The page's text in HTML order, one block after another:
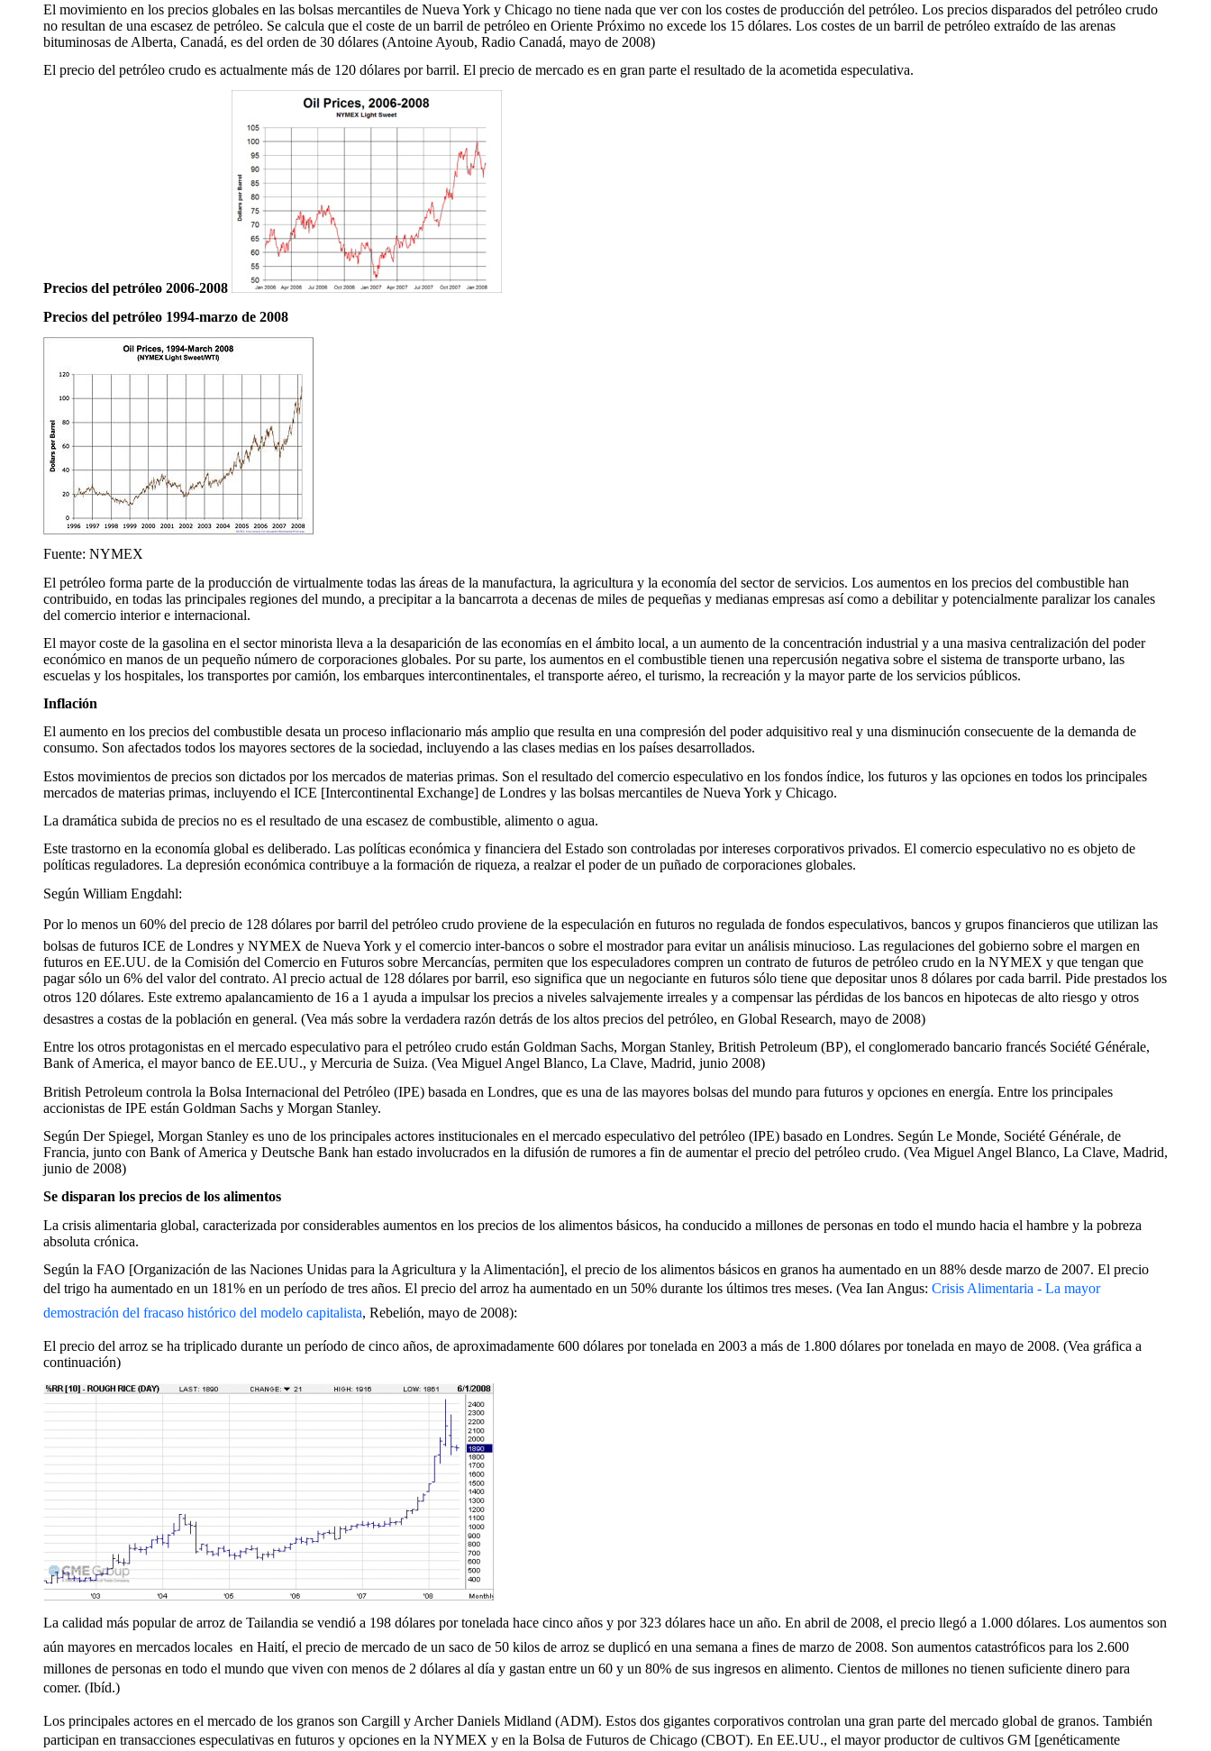
El movimiento en los precios globales en las bolsas mercantiles de Nueva York y Chicago no tiene nada que ver con los costes de producción del petróleo. Los precios disparados del petróleo crudo
no resultan de una escasez de petróleo. Se calcula que el coste de un barril de petróleo en Oriente Próximo no excede los 15 dólares. Los costes de un barril de petróleo extraído de las arenas
bituminosas de Alberta, Canadá, es del orden de 30 dólares (Antoine Ayoub, Radio Canadá, mayo de 2008)
El precio del petróleo crudo es actualmente más de 120 dólares por barril. El precio de mercado es en gran parte el resultado de la acometida especulativa.
Precios del petróleo 2006-2008
Precios del petróleo 1994-marzo de 2008
Fuente: NYMEX
El petróleo forma parte de la producción de virtualmente todas las áreas de la manufactura, la agricultura y la economía del sector de servicios. Los aumentos en los precios del combustible han
contribuido, en todas las principales regiones del mundo, a precipitar a la bancarrota a decenas de miles de pequeñas y medianas empresas así como a debilitar y potencialmente paralizar los canales
del comercio interior e internacional.
El mayor coste de la gasolina en el sector minorista lleva a la desaparición de las economías en el ámbito local, a un aumento de la concentración industrial y a una masiva centralización del poder
económico en manos de un pequeño número de corporaciones globales. Por su parte, los aumentos en el combustible tienen una repercusión negativa sobre el sistema de transporte urbano, las
escuelas y los hospitales, los transportes por camión, los embarques intercontinentales, el transporte aéreo, el turismo, la recreación y la mayor parte de los servicios públicos.
Inflación
El aumento en los precios del combustible desata un proceso inflacionario más amplio que resulta en una compresión del poder adquisitivo real y una disminución consecuente de la demanda de
consumo. Son afectados todos los mayores sectores de la sociedad, incluyendo a las clases medias en los países desarrollados.
Estos movimientos de precios son dictados por los mercados de materias primas. Son el resultado del comercio especulativo en los fondos índice, los futuros y las opciones en todos los principales
mercados de materias primas, incluyendo el ICE [Intercontinental Exchange] de Londres y las bolsas mercantiles de Nueva York y Chicago.
La dramática subida de precios no es el resultado de una escasez de combustible, alimento o agua.
Este trastorno en la economía global es deliberado. Las políticas económica y financiera del Estado son controladas por intereses corporativos privados. El comercio especulativo no es objeto de
políticas reguladores. La depresión económica contribuye a la formación de riqueza, a realzar el poder de un puñado de corporaciones globales.
Según William Engdahl:
Por lo menos un 60% del precio de 128 dólares por barril del petróleo crudo proviene de la especulación en futuros no regulada de fondos especulativos, bancos y grupos financieros que utilizan las
bolsas de futuros ICE de Londres y NYMEX de Nueva York y el comercio inter-bancos o sobre el mostrador para evitar un análisis minucioso. Las regulaciones del gobierno sobre el margen en
futuros en EE.UU. de la Comisión del Comercio en Futuros sobre Mercancías, permiten que los especuladores compren un contrato de futuros de petróleo crudo en la NYMEX y que tengan que
pagar sólo un 6% del valor del contrato. Al precio actual de 128 dólares por barril, eso significa que un negociante en futuros sólo tiene que depositar unos 8 dólares por cada barril. Pide prestados los
otros 120 dólares. Este extremo apalancamiento de 16 a 1 ayuda a impulsar los precios a niveles salvajemente irreales y a compensar las pérdidas de los bancos en hipotecas de alto riesgo y otros
desastres a costas de la población en general. (Vea más sobre la verdadera razón detrás de los altos precios del petróleo, en Global Research, mayo de 2008)
Entre los otros protagonistas en el mercado especulativo para el petróleo crudo están Goldman Sachs, Morgan Stanley, British Petroleum (BP), el conglomerado bancario francés Société Générale,
Bank of America, el mayor banco de EE.UU., y Mercuria de Suiza. (Vea Miguel Angel Blanco, La Clave, Madrid, junio 2008)
British Petroleum controla la Bolsa Internacional del Petróleo (IPE) basada en Londres, que es una de las mayores bolsas del mundo para futuros y opciones en energía. Entre los principales
accionistas de IPE están Goldman Sachs y Morgan Stanley.
Según Der Spiegel, Morgan Stanley es uno de los principales actores institucionales en el mercado especulativo del petróleo (IPE) basado en Londres. Según Le Monde, Société Générale, de
Francia, junto con Bank of America y Deutsche Bank han estado involucrados en la difusión de rumores a fin de aumentar el precio del petróleo crudo. (Vea Miguel Angel Blanco, La Clave, Madrid,
junio de 2008)
Se disparan los precios de los alimentos
La crisis alimentaria global, caracterizada por considerables aumentos en los precios de los alimentos básicos, ha conducido a millones de personas en todo el mundo hacia el hambre y la pobreza
absoluta crónica.
Según la FAO [Organización de las Naciones Unidas para la Agricultura y la Alimentación], el precio de los alimentos básicos en granos ha aumentado en un 88% desde marzo de 2007. El precio
del trigo ha aumentado en un 181% en un período de tres años. El precio del arroz ha aumentado en un 50% durante los últimos tres meses. (Vea Ian Angus: Crisis Alimentaria - La mayor
demostración del fracaso histórico del modelo capitalista, Rebelión, mayo de 2008):
El precio del arroz se ha triplicado durante un período de cinco años, de aproximadamente 600 dólares por tonelada en 2003 a más de 1.800 dólares por tonelada en mayo de 2008. (Vea gráfica a
continuación)
La calidad más popular de arroz de Tailandia se vendió a 198 dólares por tonelada hace cinco años y por 323 dólares hace un año. En abril de 2008, el precio llegó a 1.000 dólares. Los aumentos son
aún mayores en mercados locales  en Haití, el precio de mercado de un saco de 50 kilos de arroz se duplicó en una semana a fines de marzo de 2008. Son aumentos catastróficos para los 2.600
millones de personas en todo el mundo que viven con menos de 2 dólares al día y gastan entre un 60 y un 80% de sus ingresos en alimento. Cientos de millones no tienen suficiente dinero para
comer. (Ibíd.)
Los principales actores en el mercado de los granos son Cargill y Archer Daniels Midland (ADM). Estos dos gigantes corporativos controlan una gran parte del mercado global de granos. También
participan en transacciones especulativas en futuros y opciones en la NYMEX y en la Bolsa de Futuros de Chicago (CBOT). En EE.UU., el mayor productor de cultivos GM [genéticamente